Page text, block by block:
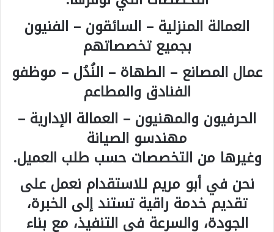
العمالة المنزلية – السائقون – الفنيون
بجميع تخصصاتهم
عمال المصانع – الطهاة – النُدُل – موظفو
الفنادق والمطاعم
الحرفيون والمهنيون – العمالة الإدارية –
مهندسو الصيانة
وغيرها من التخصصات حسب طلب العميل.
نحن في أبو مريم للاستقدام نعمل على
تقديم خدمة راقية تستند إلى الخبرة،
الجودة، والسرعة في التنفيذ، مع بناء